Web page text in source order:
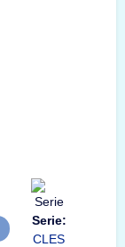
Serie:
CLES